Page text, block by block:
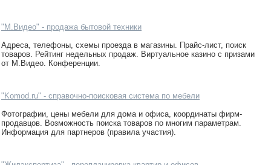
"М.Видео" - продажа бытовой техники
Адреса, телефоны, схемы проезда в магазины. Прайс-лист, поиск
товаров. Рейтинг недельных продаж. Виртуальное казино с призами
от М.Видео. Конференции.
"Komod.ru" - справочно-поисковая система по мебели
Фотографии, цены мебели для дома и офиса, координаты фирм-
продавцов. Возможность поиска товаров по многим параметрам.
Информация для партнеров (правила участия).